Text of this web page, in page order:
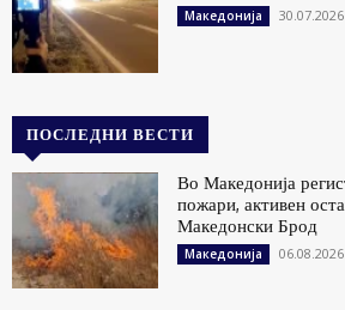
Македонија
ПОСЛЕДНИ ВЕСТИ
Во Македонија
пожари, активен
Македонски Брод
Македонија